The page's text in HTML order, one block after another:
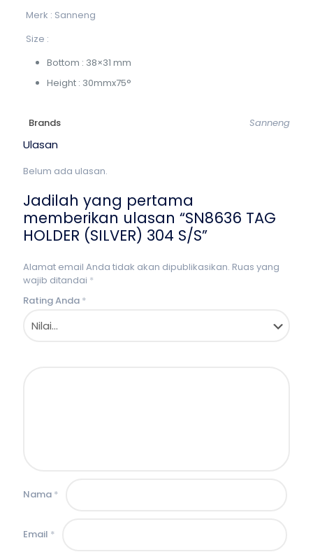
Merk : Sanneng
Size :
Bottom : 38×31 mm
Height : 30mmx75°
Brands Sanneng
Ulasan
Belum ada ulasan.
Jadilah yang pertama
memberikan ulasan “SN8636 TAG
HOLDER (SILVER) 304 S/S”
Alamat email Anda tidak akan dipublikasikan. Ruas yang
wajib ditandai *
Rating Anda *
Nama *
Email *